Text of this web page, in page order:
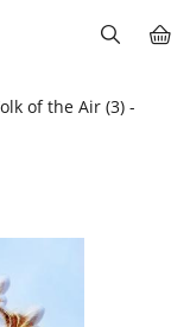
of the Air (3) -